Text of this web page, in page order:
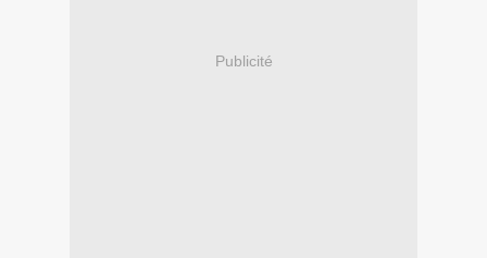
Publicité